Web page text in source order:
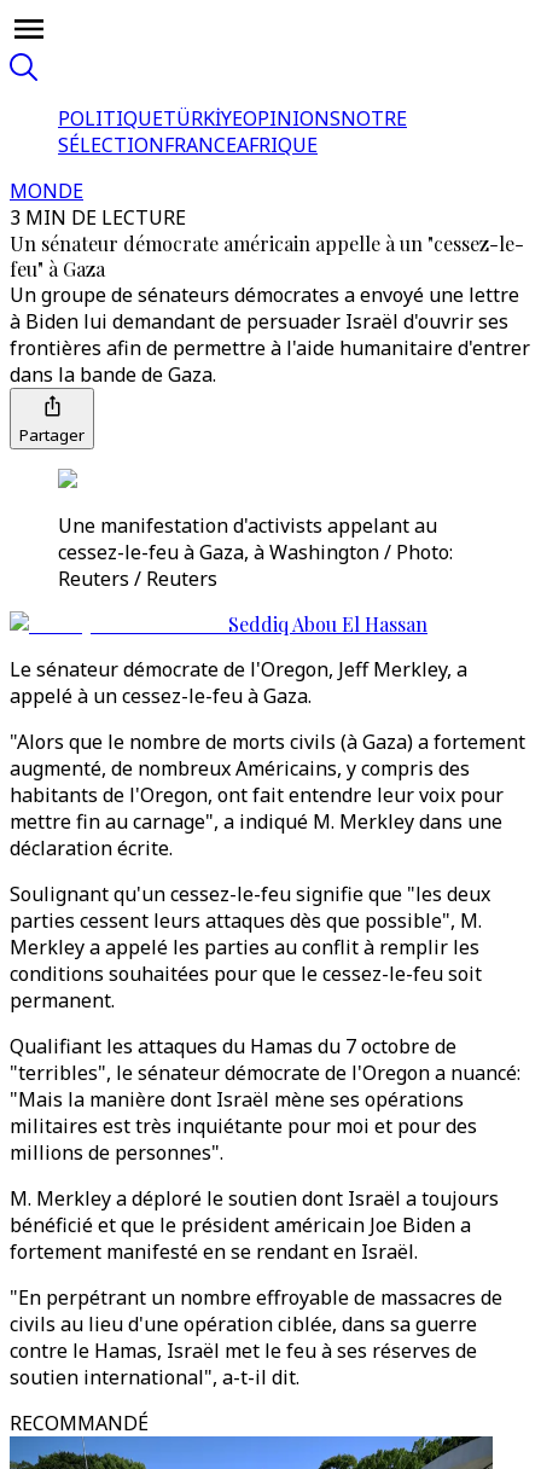
POLITIQUETÜRKİYEOPINIONSNOTRE
SÉLECTIONFRANCEAFRIQUE
MONDE
3 MIN DE LECTURE
Un sénateur démocrate américain appelle à un "cessez-le-
feu" à Gaza
Un groupe de sénateurs démocrates a envoyé une lettre
à Biden lui demandant de persuader Israël d'ouvrir ses
frontières afin de permettre à l'aide humanitaire d'entrer
dans la bande de Gaza.
Partager
Une manifestation d'activists appelant au
cessez-le-feu à Gaza, à Washington / Photo:
Reuters / Reuters
Seddiq Abou El Hassan
Le sénateur démocrate de l'Oregon, Jeff Merkley, a
appelé à un cessez-le-feu à Gaza.
"Alors que le nombre de morts civils (à Gaza) a fortement
augmenté, de nombreux Américains, y compris des
habitants de l'Oregon, ont fait entendre leur voix pour
mettre fin au carnage", a indiqué M. Merkley dans une
déclaration écrite.
Soulignant qu'un cessez-le-feu signifie que "les deux
parties cessent leurs attaques dès que possible", M.
Merkley a appelé les parties au conflit à remplir les
conditions souhaitées pour que le cessez-le-feu soit
permanent.
Qualifiant les attaques du Hamas du 7 octobre de
"terribles", le sénateur démocrate de l'Oregon a nuancé:
"Mais la manière dont Israël mène ses opérations
militaires est très inquiétante pour moi et pour des
millions de personnes".
M. Merkley a déploré le soutien dont Israël a toujours
bénéficié et que le président américain Joe Biden a
fortement manifesté en se rendant en Israël.
"En perpétrant un nombre effroyable de massacres de
civils au lieu d'une opération ciblée, dans sa guerre
contre le Hamas, Israël met le feu à ses réserves de
soutien international", a-t-il dit.
RECOMMANDÉ